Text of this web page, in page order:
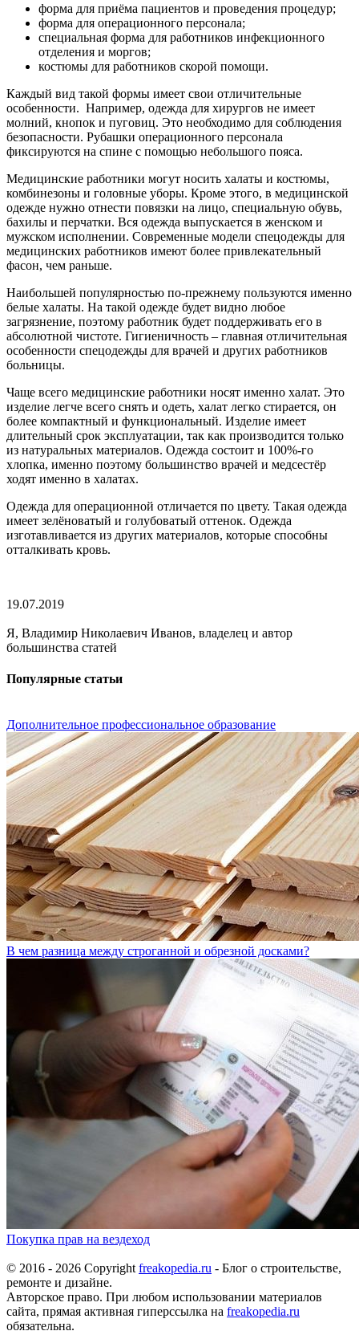
форма для приёма пациентов и проведения процедур;
форма для операционного персонала;
специальная форма для работников инфекционного
отделения и моргов;
костюмы для работников скорой помощи.
Каждый вид такой формы имеет свои отличительные
особенности. Например, одежда для хирургов не имеет
молний, кнопок и пуговиц. Это необходимо для соблюдения
безопасности. Рубашки операционного персонала
фиксируются на спине с помощью небольшого пояса.
Медицинские работники могут носить халаты и костюмы,
комбинезоны и головные уборы. Кроме этого, в медицинской
одежде нужно отнести повязки на лицо, специальную обувь,
бахилы и перчатки. Вся одежда выпускается в женском и
мужском исполнении. Современные модели спецодежды для
медицинских работников имеют более привлекательный
фасон, чем раньше.
Наибольшей популярностью по-прежнему пользуются именно
белые халаты. На такой одежде будет видно любое
загрязнение, поэтому работник будет поддерживать его в
абсолютной чистоте. Гигиеничность – главная отличительная
особенности спецодежды для врачей и других работников
больницы.
Чаще всего медицинские работники носят именно халат. Это
изделие легче всего снять и одеть, халат легко стирается, он
более компактный и функциональный. Изделие имеет
длительный срок эксплуатации, так как производится только
из натуральных материалов. Одежда состоит и 100%-го
хлопка, именно поэтому большинство врачей и медсестёр
ходят именно в халатах.
Одежда для операционной отличается по цвету. Такая одежда
имеет зелёноватый и голубоватый оттенок. Одежда
изготавливается из других материалов, которые способны
отталкивать кровь.
19.07.2019
Я, Владимир Николаевич Иванов, владелец и автор
большинства статей
Популярные статьи
Дополнительное профессиональное образование
В чем разница между строганной и обрезной досками?
Покупка прав на вездеход
© 2016 - 2026 Copyright freakopedia.ru - Блог о строительстве,
ремонте и дизайне.
Авторское право. При любом использовании материалов
сайта, прямая активная гиперссылка на freakopedia.ru
обязательна.